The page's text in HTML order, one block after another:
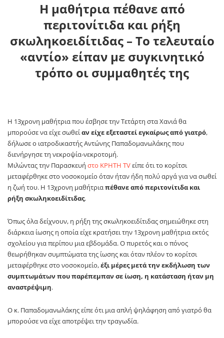
Η μαθήτρια πέθανε από
περιτονίτιδα και ρήξη
σκωληκοειδίτιδας – Το τελευταίο
«αντίο» είπαν με συγκινητικό
τρόπο οι συμμαθητές της
Η 13χρονη μαθήτρια που έσβησε την Τετάρτη στα Χανιά θα
μπορούσε να είχε σωθείαν είχε εξεταστεί εγκαίρως από γιατρό,
δήλωσε ο ιατροδικαστής Αντώνης Παπαδομανωλάκης που
διενήργησε τη νεκροψία-νεκροτομή.
Μιλώντας την Παρασκευή στο ΚΡΗΤΗ TVείπε ότι το κορίτσι
μεταφέρθηκε στο νοσοκομείο όταν ήταν ήδη πολύ αργά για να σωθεί
η ζωή του. H 13χρονη μαθήτριαπέθανε από περιτονίτιδα και
ρήξη σκωληκοειδίτιδας.
Όπως όλα δείχνουν, η ρήξη της σκωληκοειδίτιδας σημειώθηκε στη
διάρκεια ίωσης η οποία είχε κρατήσει την 13χρονη μαθήτρια εκτός
σχολείου για περίπου μια εβδομάδα. Ο πυρετός και ο πόνος
θεωρήθηκαν συμπτώματα της ίωσης και όταν πλέον το κορίτσι
μεταφέρθηκε στο νοσοκομείο,έξι μέρες μετά την εκδήλωση των
συμπτωμάτων που παρέπεμπαν σε ίωση, η κατάσταση ήταν μη
αναστρέψιμη.
Ο κ. Παπαδομανωλάκης είπε ότι μια απλή ψηλάφηση από γιατρό θα
μπορούσε να είχε αποτρέψει την τραγωδία.